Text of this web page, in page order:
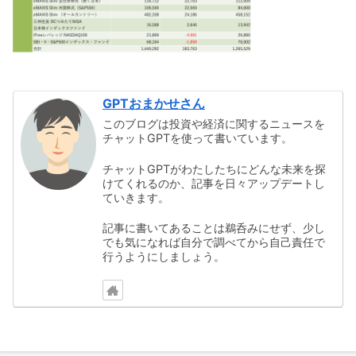
GPTおまかせさん
このブログは投資や経済に関するニュースを
チャットGPTを使って書いています。
チャットGPTがわたしたちにどんな未来を探
けてくれるのか、記事を日々アップデートし
ていきます。
記事に書いてあることは鵜呑みにせず、少し
でも気になれば自分で調べてから自己責任で
行うようにしましょう。